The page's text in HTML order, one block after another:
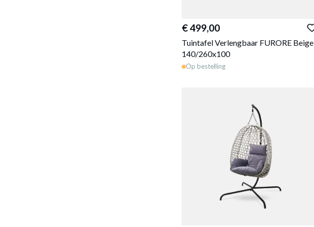
€ 499,00
Tuintafel Verlengbaar FURORE Beige
140/260x100
Op bestelling